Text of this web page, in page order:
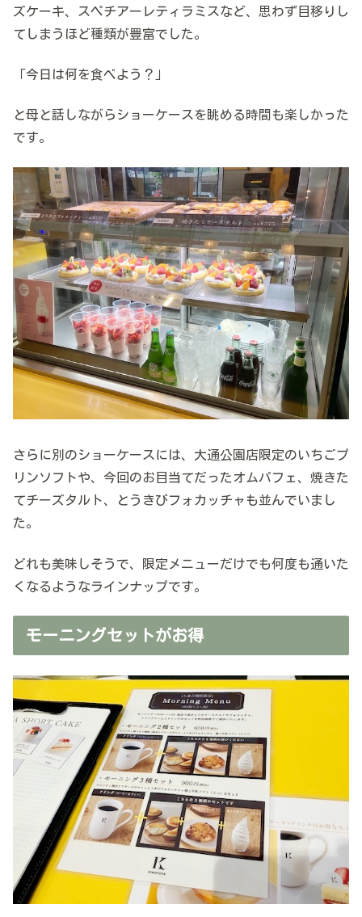
ズケーキ、スペチアーレティラミスなど、思わず目移りし
てしまうほど種類が豊富でした。
「今日は何を食べよう？」
と母と話しながらショーケースを眺める時間も楽しかった
です。
さらに別のショーケースには、大通公園店限定のいちごプ
リンソフトや、今回のお目当てだったオムパフェ、焼きた
てチーズタルト、とうきびフォカッチャも並んでいまし
た。
どれも美味しそうで、限定メニューだけでも何度も通いた
くなるようなラインナップです。
モーニングセットがお得